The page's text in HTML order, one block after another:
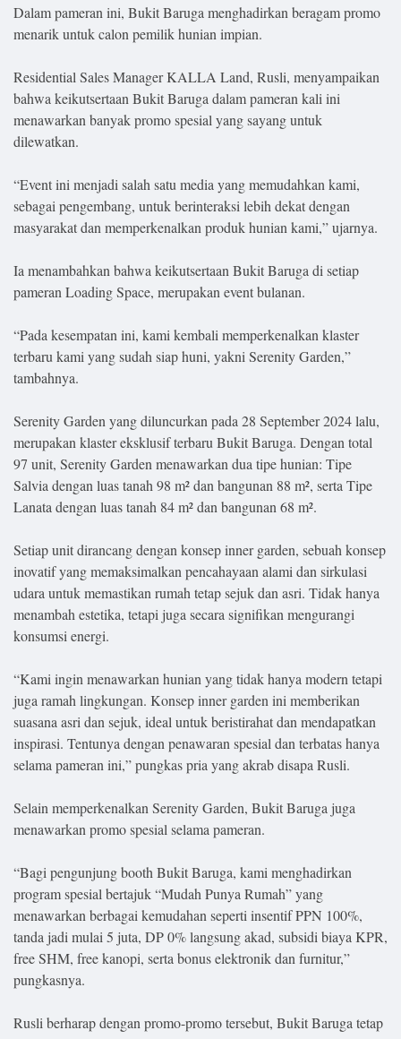
©
Copyright
2026
Djournalist.com
Right
Reserved
Dalam pameran ini, Bukit Baruga menghadirkan beragam promo
menarik untuk calon pemilik hunian impian.
Residential Sales Manager KALLA Land, Rusli, menyampaikan
bahwa keikutsertaan Bukit Baruga dalam pameran kali ini
menawarkan banyak promo spesial yang sayang untuk
dilewatkan.
“Event ini menjadi salah satu media yang memudahkan kami,
sebagai pengembang, untuk berinteraksi lebih dekat dengan
masyarakat dan memperkenalkan produk hunian kami,” ujarnya.
Ia menambahkan bahwa keikutsertaan Bukit Baruga di setiap
pameran Loading Space, merupakan event bulanan.
“Pada kesempatan ini, kami kembali memperkenalkan klaster
terbaru kami yang sudah siap huni, yakni Serenity Garden,”
tambahnya.
Serenity Garden yang diluncurkan pada 28 September 2024 lalu,
merupakan klaster eksklusif terbaru Bukit Baruga. Dengan total
97 unit, Serenity Garden menawarkan dua tipe hunian: Tipe
Salvia dengan luas tanah 98 m² dan bangunan 88 m², serta Tipe
Lanata dengan luas tanah 84 m² dan bangunan 68 m².
Setiap unit dirancang dengan konsep inner garden, sebuah konsep
inovatif yang memaksimalkan pencahayaan alami dan sirkulasi
udara untuk memastikan rumah tetap sejuk dan asri. Tidak hanya
menambah estetika, tetapi juga secara signifikan mengurangi
konsumsi energi.
“Kami ingin menawarkan hunian yang tidak hanya modern tetapi
juga ramah lingkungan. Konsep inner garden ini memberikan
suasana asri dan sejuk, ideal untuk beristirahat dan mendapatkan
inspirasi. Tentunya dengan penawaran spesial dan terbatas hanya
selama pameran ini,” pungkas pria yang akrab disapa Rusli.
Selain memperkenalkan Serenity Garden, Bukit Baruga juga
menawarkan promo spesial selama pameran.
“Bagi pengunjung booth Bukit Baruga, kami menghadirkan
program spesial bertajuk “Mudah Punya Rumah” yang
menawarkan berbagai kemudahan seperti insentif PPN 100%,
tanda jadi mulai 5 juta, DP 0% langsung akad, subsidi biaya KPR,
free SHM, free kanopi, serta bonus elektronik dan furnitur,”
pungkasnya.
Rusli berharap dengan promo-promo tersebut, Bukit Baruga tetap